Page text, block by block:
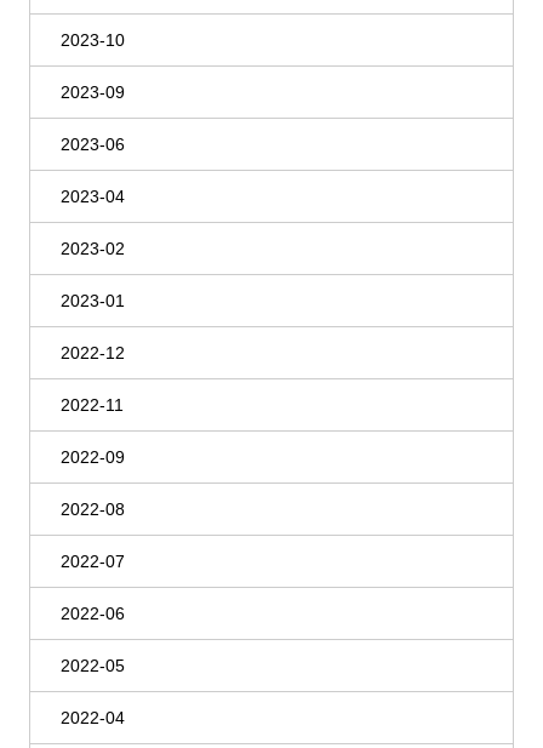
2023-10
2023-09
2023-06
2023-04
2023-02
2023-01
2022-12
2022-11
2022-09
2022-08
2022-07
2022-06
2022-05
2022-04